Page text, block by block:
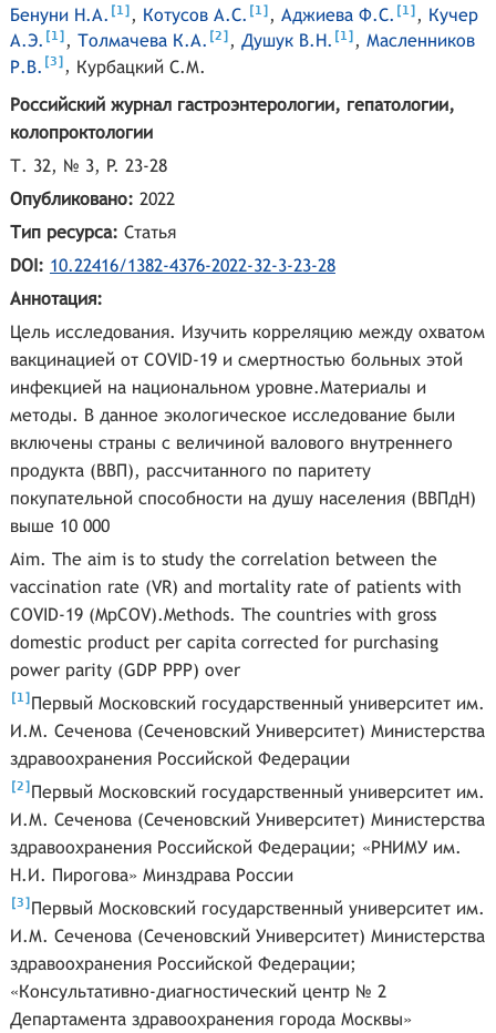
Бенуни Н.А. [1] , Котусов А.С. [1] , Аджиева Ф.С. [1] , Кучер
А.Э. [1] , Толмачева К.А. [2] , Душук В.Н. [1] , Масленников
Р.В. [3] , Курбацкий С.М.
Российский журнал гастроэнтерологии, гепатологии,
колопроктологии
Т. 32, № 3, P. 23-28
Опубликовано: 2022
Тип ресурса: Статья
DOI: 10.22416/1382-4376-2022-32-3-23-28
Аннотация:
Цель исследования. Изучить корреляцию между охватом
вакцинацией от COVID-19 и смертностью больных этой
инфекцией на национальном уровне.Материалы и
методы. В данное экологическое исследование были
включены страны с величиной валового внутреннего
продукта (ВВП), рассчитанного по паритету
покупательной способности на душу населения (ВВПдН)
выше 10 000
Aim. The aim is to study the correlation between the
vaccination rate (VR) and mortality rate of patients with
COVID-19 (MpCOV).Methods. The countries with gross
domestic product per capita corrected for purchasing
power parity (GDP PPP) over
[1]Первый Московский государственный университет им.
И.М. Сеченова (Сеченовский Университет) Министерства
здравоохранения Российской Федерации
[2]Первый Московский государственный университет им.
И.М. Сеченова (Сеченовский Университет) Министерства
здравоохранения Российской Федерации; «РНИМУ им.
Н.И. Пирогова» Минздрава России
[3]Первый Московский государственный университет им.
И.М. Сеченова (Сеченовский Университет) Министерства
здравоохранения Российской Федерации;
«Консультативно-диагностический центр № 2
Департамента здравоохранения города Москвы»